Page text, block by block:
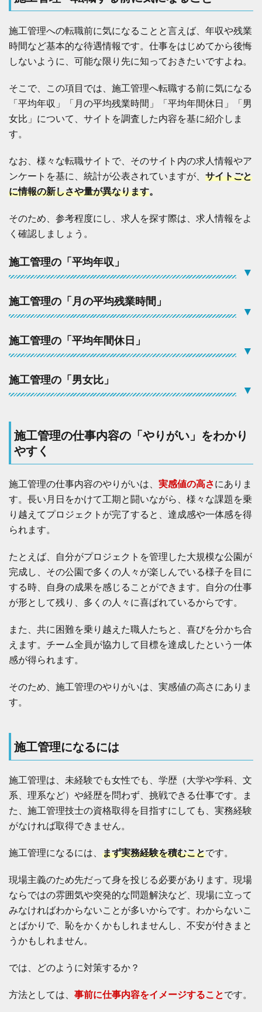
理
「
月
均
残
時
4.3
管
の
「
平
年
間
休
」
4.4
工
管
理
「
男
女
5
施
工
理
の
仕
事
内
容
「
や
り
が
い
」
わ
か
り
や
施
に
な
に
7
ま
と
：
施
管
理
の
仕
事
内
容
わ
か
や
施工管理への転職前に気になることと言えば、年収や残業
時間など基本的な待遇情報です。仕事をはじめてから後悔
しないように、可能な限り先に知っておきたいですよね。
そこで、この項目では、施工管理へ転職する前に気になる
「平均年収」「月の平均残業時間」「平均年間休日」「男
女比」について、サイトを調査した内容を基に紹介しま
す。
なお、様々な転職サイトで、そのサイト内の求人情報やア
ンケートを基に、統計が公表されていますが、 サイトごと
に情報の新しさや量が異なります。
そのため、参考程度にし、求人を探す際は、求人情報をよ
く確認しましょう。
施工管理の「平均年収」
▼
施工管理の「月の平均残業時間」
▼
施工管理の「平均年間休日」
▼
施工管理の「男女比」
▼
施工管理の仕事内容の「やりがい」をわかり
やすく
施工管理の仕事内容のやりがいは、 実感値の高さにありま
す。長い月日をかけて工期と闘いながら、様々な課題を乗
り越えてプロジェクトが完了すると、達成感や一体感を得
られます。
たとえば、自分がプロジェクトを管理した大規模な公園が
完成し、その公園で多くの人々が楽しんでいる様子を目に
する時、自身の成果を感じることができます。自分の仕事
が形として残り、多くの人々に喜ばれているからです。
また、共に困難を乗り越えた職人たちと、喜びを分かち合
えます。チーム全員が協力して目標を達成したという一体
感が得られます。
そのため、施工管理のやりがいは、実感値の高さにありま
す。
施工管理になるには
施工管理は、未経験でも女性でも、学歴（大学や学科、文
系、理系など）や経歴を問わず、挑戦できる仕事です。ま
た、施工管理技士の資格取得を目指すにしても、実務経験
がなければ取得できません。
施工管理になるには、 まず実務経験を積むことです。
現場主義のため先だって身を投じる必要があります。現場
ならではの雰囲気や突発的な問題解決など、現場に立って
みなければわからないことが多いからです。わからないこ
とばかりで、恥をかくかもしれませんし、不安が付きまと
うかもしれません。
では、どのように対策するか？
方法としては、 事前に仕事内容をイメージすることです。